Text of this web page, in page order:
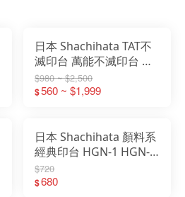
日本 Shachihata TAT不
滅印台 萬能不滅印台 補
充液 速乾 塑料 金屬多用
途 STSMA 防水
$980 ~ $2,500
$560 ~ $1,999
日本 Shachihata 顏料系
經典印台 HGN-1 HGN-2
HGN-3 補充液 薄墨 速乾
$720
$680